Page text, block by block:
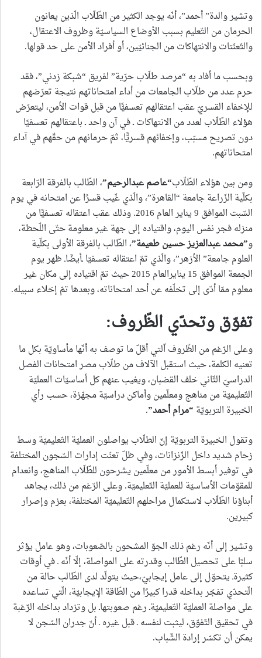
وتشير والدة” أحمد”، أنّه يوجد الكثير من الطّلّاب الّذين يعانون
الحرمان من التّعليم بسبب الأوضاع السياسيّة وظروف الاعتقال،
والتّعنّتات والانتهاكات من الجنائيّين، أو أفراد الأمن على حد قولها.
وبحسب ما أفاد به “مرصد طلّاب حرّية” لفريق “شبكة زدني”، فقد
حرم عدد من طلّاب الجامعات من أداء امتحاناتهم نتيجة تعرّضهم
للإخفاء القسريّ عقب اعتقالهم تعسفيًّا من قبل قوات الأمن، ليتعرّض
هؤلاء الطّلّاب لعدد من الانتهاكات ـ في آن واحد ـ باعتقالهم تعسفيًا
دون تصريح مسبّب، وإخفائهم قسريًّا، ثمّ حرمانهم من حقّهم في آداء
امتحاناتهم.
ومن بين هؤلاء الطّلّاب“عاصم عبدالرحيم”، الطّالب بالفرقة الرّابعة
بكلّية الزّراعة جامعة “القاهرة”، والّذي غّيب قسرًا عن امتحانه في يوم
السّبت الموافق 9 يناير العام 2016. وذلك عقب اعتقاله تعسفيًّا من
منزله فجر نفس اليوم، واقتياده إلى جهة غير معلومة حتّى اللّحظة،
و”محمد عبدالعزيز حسين طعيمة”، الطّالب بالفرقة الأولى بكلّية
العلوم جامعة” الأزهر”، والّذي تمّ اعتقاله تعسفيّا ـأيضًاـ ظهر يوم
الجمعة الموافق 15 ينايرالعام 2015 حيث تمّ اقتياده إلى مكان غير
معلوم ممّا أدّى إلى تخلّفه عن أحد امتحاناته، وبعدها تمّ إخلاء سبيله.
تفوّق وتحدّي الظّروف:
وعلى الرّغم من الظّروف اّلتي أقلّ ما توصف به أنّها مأساويّة بكل ما
تعنيه الكلمة، حيث استقبل الآلاف من طلّاب مصر امتحانات الفصل
الدراسيّ الثّاني خلف القضبان، ويغيب عنهم كل أساسيّات العمليّة
التّعليميّة من مناهج ومعلّمين وأماكن دراسيّة مجهّزة، حسب رأي
الخبيرة التربويّة “مرام أحمد”
.
وتقول الخبيرة التربويّة إنّ الطلّاب يواصلون العمليّة التّعليميّة وسط
زحام شديد داخل الزّنزانات، وفي ظلّ تعنّت إدارات السّجون المختلفة
في توفير أبسط الأمور من معلّمين يشرحون للطّلّاب المناهج، وانعدام
للمقوّمات الأساسيّة للعمليّة التّعليميّة. وعلى الرّغم من ذلك، يجاهد
أبناؤنا الطّلّاب لاستكمال مراحلهم التّعليميّة المختلفة، بعزم وإصرار
كبيرين.
وتشير إلى أنّه رغم ذلك الجوّ المشحون بالصّعوبات، وهو عامل يؤثر
سلبًا على تحصيل الطّالب وقدرته على المواصلة، إلّا أنّه ـ في أوقات
كثيرةـ يتحوّل إلى عامل إيجابيّ،حيث يتولّد لدى الطّالب حالة من
الّتحدّي تفجّر بداخله قدرا كبيرًا من الطّاقة الإيجابيّة، الّتي تساعده
على مواصلة العمليّة التّعليميّةـ رغم صعوبتهاـ بل وتزداد بداخله الرّغبة
في تحقيق التّفوّق، ليثبت لنفسه ـ قبل غيره ـ أنّ جدران السّجن لا
يمكن أن تكسّر إرادة الشّباب.